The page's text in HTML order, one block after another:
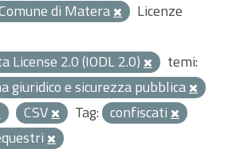
di Matera
Licenze
License 2.0 (IODL 2.0)
temi:
giuridico e sicurezza pubblica
CSV Tag: confiscati